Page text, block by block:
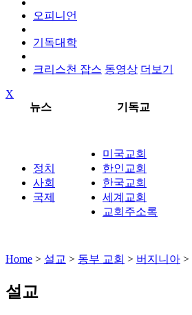
오피니언
기독대학
크리스천 잡스 동영상 더보기
X
뉴스
기독교
정치
사회
국제
미국교회
한인교회
한국교회
세계교회
교회주소록
Home > 설교 > 동부 교회 > 버지니아 >
설교